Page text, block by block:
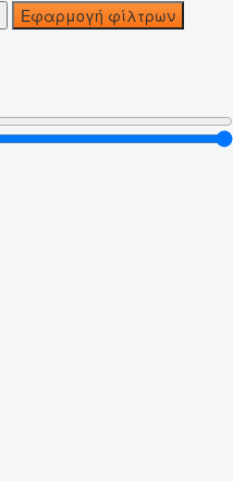
Εφαρμογή φίλτρων